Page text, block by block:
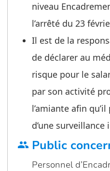
niveau
l’arrêté du 23
Il est de la
de déclarer au
risque pour le
par son activité
l’amiante afin
d’une
group Public
Personnel